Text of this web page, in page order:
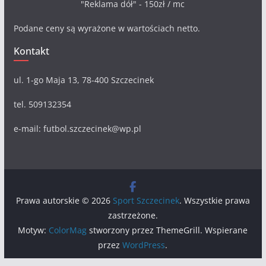
"Reklama dół" - 150zł / mc
Podane ceny są wyrażone w wartościach netto.
Kontakt
ul. 1-go Maja 13, 78-400 Szczecinek
tel. 509132354
e-mail: futbol.szczecinek@wp.pl
Prawa autorskie © 2026 Sport Szczecinek. Wszystkie prawa
zastrzeżone.
Motyw: ColorMag stworzony przez ThemeGrill. Wspierane
przezWordPress.